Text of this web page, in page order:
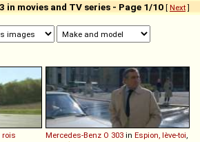
in movies and TV series - Page 1/10 [ Next]
rois
Mercedes-Benz O 303 in Espion, lève-toi